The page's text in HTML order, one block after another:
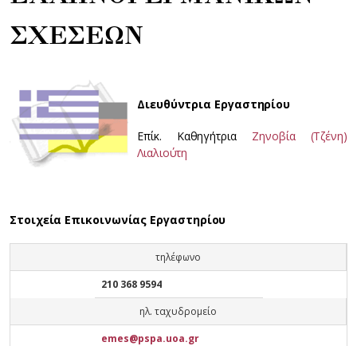
ΣΧΕΣΕΩΝ
Διευθύντρια Εργαστηρίου
Επίκ. Καθηγήτρια Ζηνοβία (Τζένη)
Λιαλιούτη
Στοιχεία Επικοινωνίας Εργαστηρίου
τηλέφωνο
210 368 9594
ηλ. ταχυδρομείο
emes@pspa.uoa.gr